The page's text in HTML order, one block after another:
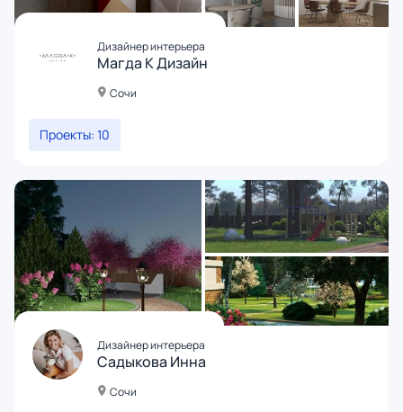
Дизайнер интерьера
Магда К Дизайн
Сочи
Проекты: 10
Дизайнер интерьера
Садыкова Инна
Сочи